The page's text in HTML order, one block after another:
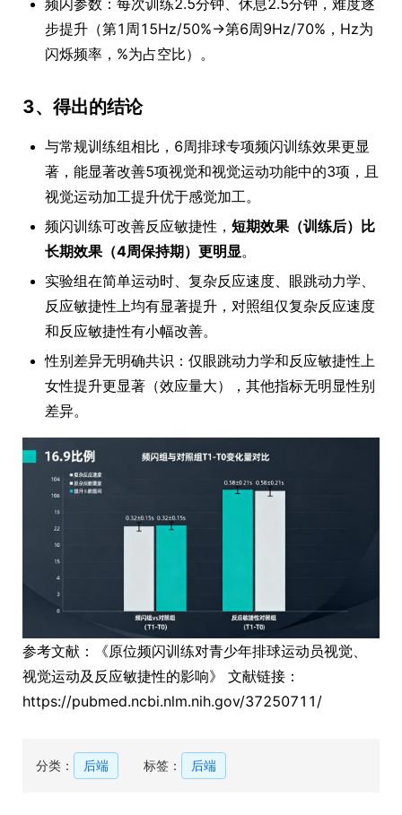
频闪参数：每次训练2.5分钟、休息2.5分钟，难度逐
步提升（第1周15Hz/50%→第6周9Hz/70%，Hz为
闪烁频率，%为占空比）。
3、得出的结论
与常规训练组相比，6周排球专项频闪训练效果更显
著，能显著改善5项视觉和视觉运动功能中的3项，且
视觉运动加工提升优于感觉加工。
频闪训练可改善反应敏捷性， 短期效果（训练后）比
长期效果（4周保持期）更明显。
实验组在简单运动时、复杂反应速度、眼跳动力学、
反应敏捷性上均有显著提升，对照组仅复杂反应速度
和反应敏捷性有小幅改善。
性别差异无明确共识：仅眼跳动力学和反应敏捷性上
女性提升更显著（效应量大），其他指标无明显性别
差异。
参考文献：《原位频闪训练对青少年排球运动员视觉、
视觉运动及反应敏捷性的影响》 文献链接：
https://pubmed.ncbi.nlm.nih.gov/37250711/
分类： 后端 标签： 后端